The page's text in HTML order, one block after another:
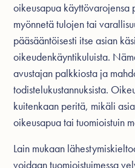
oikeusapua käyttövarojensa
myönnetä tulojen tai
pääsääntöisesti itse asian
oikeudenkäyntikuluista.
avustajan palkkiosta ja
todistelukustannuksista.
kuitenkaan peritä, mikäli
oikeusapua tai tuomioistuin
Lain mukaan
voidaan tuomioistuimessa